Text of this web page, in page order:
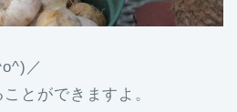
／
とができますよ。